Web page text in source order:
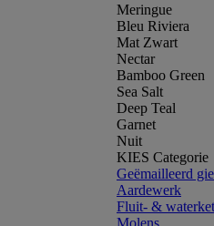
Meringue
Bleu Riviera
Mat Zwart
Nectar
Bamboo Green
Sea Salt
Deep Teal
Garnet
Nuit
KIES Categorie
Geëmailleerd
Aardewerk
Fluit- &
Molens